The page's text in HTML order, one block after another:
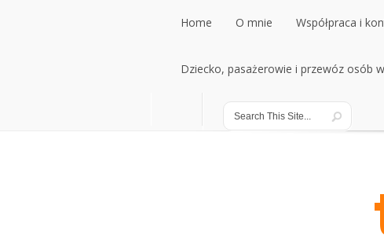
Home
Home
O mnie
O mnie
Współpraca i
Współpraca i
Dziecko, pasażerowie i przewóz osób
Dziecko, pasażerowie i przewóz osób